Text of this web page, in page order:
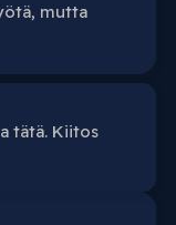
mutta
tätä. Kiitos